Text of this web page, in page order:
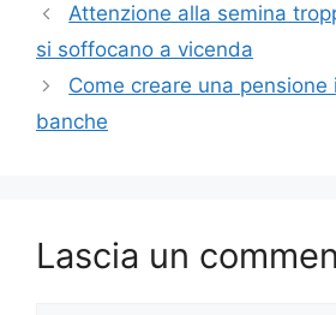
Attenzione alla semina
si soffocano a vicenda
Come creare una
banche
Lascia un